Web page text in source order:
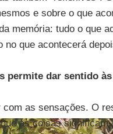
e sobre o que
memória: tudo o que
no que acontecerá
permite dar sentido
as sensações. O
as coisas significam.